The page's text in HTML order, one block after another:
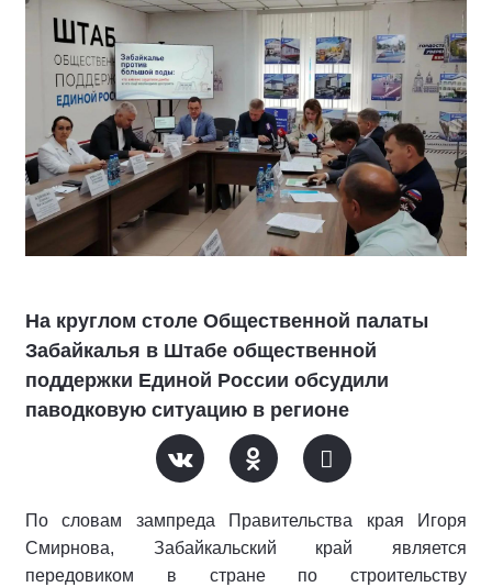
На круглом столе Общественной палаты
Забайкалья в Штабе общественной
поддержки Единой России обсудили
паводковую ситуацию в регионе
По словам зампреда Правительства края Игоря
Смирнова, Забайкальский край является
передовиком в стране по строительству